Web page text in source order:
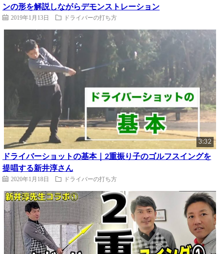
ンの形を解説しながらデモンストレーション
2019年1月13日 ドライバーの打ち方
3:32
ドライバーショットの基本｜2重振り子のゴルフスイングを
提唱する新井淳さん
2020年1月18日 ドライバーの打ち方